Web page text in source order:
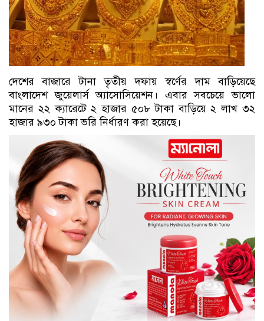
দেশের বাজারে টানা তৃতীয় দফায় স্বর্ণের দাম বাড়িয়েছে
বাংলাদেশ জুয়েলার্স অ্যাসোসিয়েশন। এবার সবচেয়ে ভালো
মানের ২২ ক্যারেটে ২ হাজার ৫০৮ টাকা বাড়িয়ে ২ লাখ ৩২
হাজার ৯৩০ টাকা ভরি নির্ধারণ করা হয়েছে।